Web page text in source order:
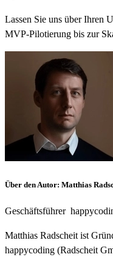
Lassen Sie uns über Ihren
MVP‑Pilotierung bis zur
Über den Autor: Matthias
Geschäftsführer
Matthias Radscheit ist
happycoding (Radscheit